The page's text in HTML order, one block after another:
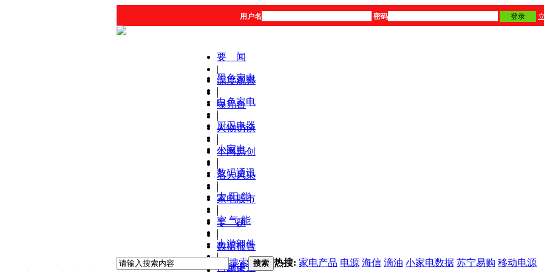
用户名 密码 登录
要 闻
|
深度观察
|
曝光台
|
人物访谈
|
本网原创
|
名人风采
|
家电股市
|
专 题
|
数据报告
|
产品库
黑色家电
|
白色家电
|
厨卫电器
|
小家电
|
数码通讯
|
太 阳 能
|
空 气 能
|
上游部件
|
营销渠道
搜索 搜索 热搜: 家电产品 电源 海信 滴油 小家电数据 苏宁易购 移动电源